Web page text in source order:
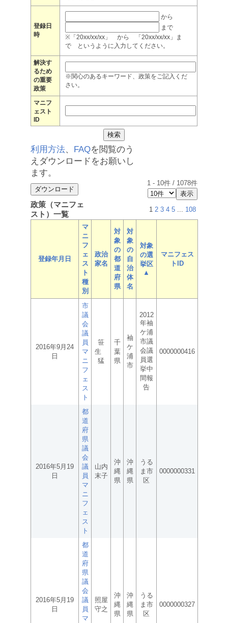
登録日
時
から
まで
※「20xx/xx/xx」 から 「20xx/xx/xx」ま
で というように入力してください。
解決す
るため
の重要
政策
※関心のあるキーワード、政策をご記入くだ
さい。
マニフ
ェスト
ID
利用方法、 FAQを閲覧のう
えダウンロードをお願いし
ます。
1 - 10件 / 1078件
政策（マニフェ
スト）一覧
1 2 3 4 5 ... 108
登録年月日
マ
ニ
フ
ェ
ス
ト
種
別
政治
家名
対
象
の
都
道
府
県
対
象
の
自
治
体
名
対象
の選
挙区
▲
マニフェス
トID
2016年9月24
日
市
議
会
議
員
マ
ニ
フ
ェ
ス
ト
笹
生
猛
千
葉
県
袖
ケ
浦
市
2012
年袖
ケ浦
市議
会議
員選
挙中
間報
告
0000000416
2016年5月19
日
都
道
府
県
議
会
議
員
マ
ニ
フ
ェ
ス
ト
山内
末子
沖
縄
県
沖
縄
県
うる
ま市
区
0000000331
2016年5月19
日
都
道
府
県
議
会
議
員
マ
照屋
守之
沖
縄
県
沖
縄
県
うる
ま市
区
0000000327